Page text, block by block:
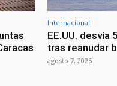
Internacional
EE.UU. desvía
tras reanudar
agosto 7, 2026